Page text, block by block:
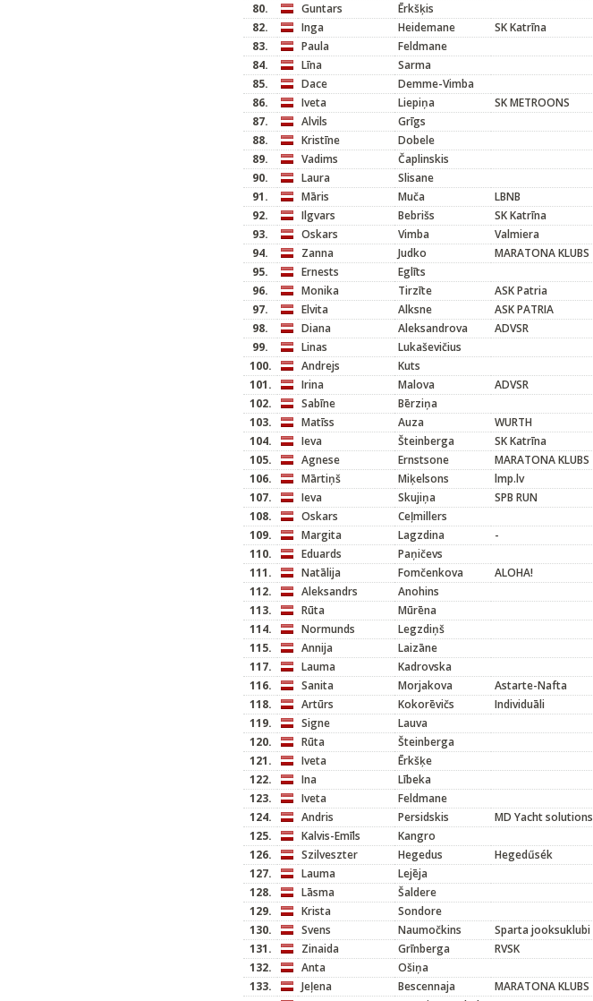
80.
Guntars Ērkšķis
82.
Inga Heidemane SK Katrīna
83.
Paula Feldmane
84.
Līna Sarma
85.
Dace Demme-Vimba
86.
Iveta Liepiņa SK METROONS
87.
Alvils Grīgs
88.
Kristīne Dobele
89.
Vadims Čaplinskis
90.
Laura Slisane
91.
Māris Muča LBNB
92.
Ilgvars Bebrišs SK Katrīna
93.
Oskars Vimba Valmiera
94.
Zanna Judko MARATONA KLUBS
95.
Ernests Eglīts
96.
Monika Tirzīte ASK Patria
97.
Elvita Alksne ASK PATRIA
98.
Diana Aleksandrova ADVSR
99.
Linas Lukaševičius
100.
Andrejs Kuts
101.
Irina Malova ADVSR
102.
Sabīne Bērziņa
103.
Matīss Auza WURTH
104.
Ieva Šteinberga SK Katrīna
105.
Agnese Ernstsone MARATONA KLUBS
106.
Mārtiņš Miķelsons lmp.lv
107.
Ieva Skujiņa SPB RUN
108.
Oskars Ceļmillers
109.
Margita Lagzdina -
110.
Eduards Paņičevs
111.
Natālija Fomčenkova ALOHA!
112.
Aleksandrs Anohins
113.
Rūta Mūrēna
114.
Normunds Legzdiņš
115.
Annija Laizāne
117.
Lauma Kadrovska
116.
Sanita Morjakova Astarte-Nafta
118.
Artūrs Kokorēvičs Individuāli
119.
Signe Lauva
120.
Rūta Šteinberga
121.
Iveta Ērkšķe
122.
Ina Lībeka
123.
Iveta Feldmane
124.
Andris Persidskis MD Yacht solutions
125.
Kalvis-Emīls Kangro
126.
Szilveszter Hegedus Hegedűsék
127.
Lauma Lejēja
128.
Lāsma Šaldere
129.
Krista Sondore
130.
Svens Naumočkins Sparta jooksuklubi
131.
Zinaida Grīnberga RVSK
132.
Anta Ošiņa
133.
Jeļena Bescennaja MARATONA KLUBS